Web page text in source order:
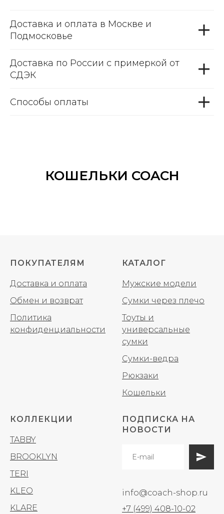
Доставка и оплата в Москве и
Подмосковье
Доставка по России с примеркой от
СДЭК
Способы оплаты
КОШЕЛЬКИ COACH
ПОКУПАТЕЛЯМ
Доставка и оплата
Обмен и возврат
Политика
конфиденциальности
КАТАЛОГ
Мужские модели
Сумки через плечо
Тоуты и
универсальные
сумки
Сумки-ведра
Рюкзаки
Кошельки
КОЛЛЕКЦИИ
TABBY
BROOKLYN
TERI
KLEO
KLARE
ПОДПИСКА НА
НОВОСТИ
info@coach-shop.ru
+7 (499) 408-10-02